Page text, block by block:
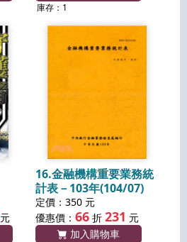
庫存：1
元
16.金融機構重要業務統
計表－103年(104/07)
定價：350 元
優惠價： 66 折 231 元
加入購物車